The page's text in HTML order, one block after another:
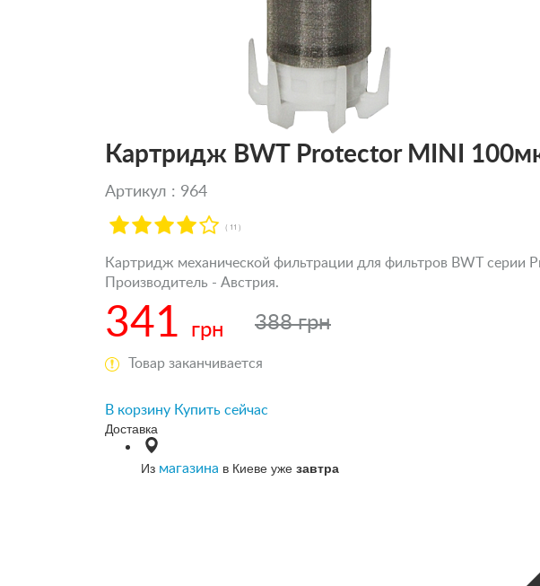
Картридж BWT Protector MINI
Артикул : 964
( 11 )
Картридж механической фильтрации для фильтров BWT
Производитель - Австрия.
341 грн 388 грн
Товар заканчивается
В корзину Купить сейчас
Доставка
Из магазина в Киеве уже завтра